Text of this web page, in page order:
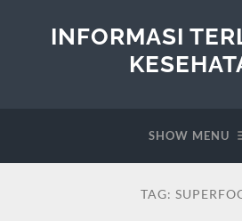
INFORMASI
SHOW MENU
TAG: